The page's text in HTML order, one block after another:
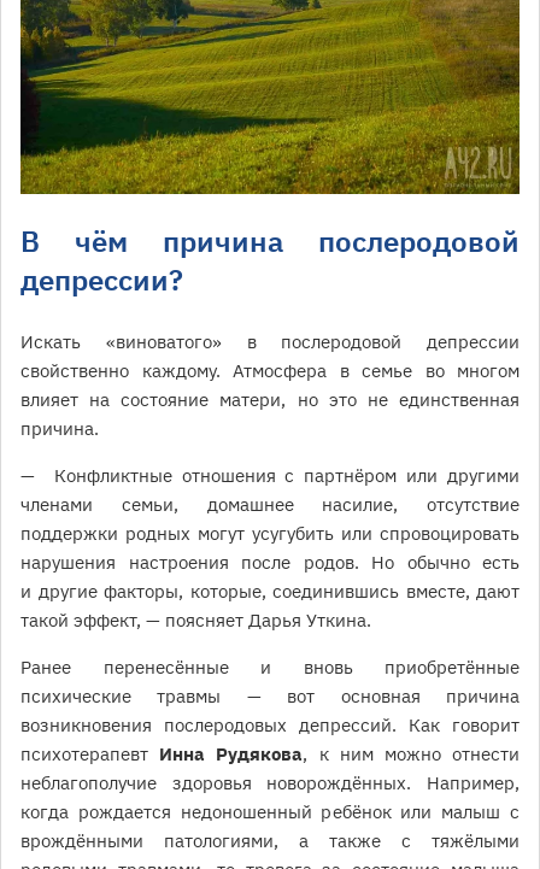
В чём причина послеродовой
депрессии?
Искать «виноватого» в послеродовой депрессии
свойственно каждому. Атмосфера в семье во многом
влияет на состояние матери, но это не единственная
причина.
— Конфликтные отношения с партнёром или другими
членами семьи, домашнее насилие, отсутствие
поддержки родных могут усугубить или спровоцировать
нарушения настроения после родов. Но обычно есть
и другие факторы, которые, соединившись вместе, дают
такой эффект, — поясняет Дарья Уткина.
Ранее перенесённые и вновь приобретённые
психические травмы — вот основная причина
возникновения послеродовых депрессий. Как говорит
психотерапевт Инна Рудякова, к ним можно отнести
неблагополучие здоровья новорождённых. Например,
когда рождается недоношенный ребёнок или малыш с
врождёнными патологиями, а также с тяжёлыми